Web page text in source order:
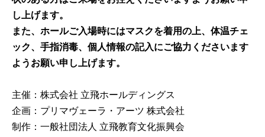
し上げます。
また、ホールご入場時にはマスクを着用の上、体温チェ
ック、手指消毒、個人情報の記入にご協力くださいます
ようお願い申し上げます。
主催：株式会社 立飛ホールディングス
企画：プリマヴェーラ・アーツ 株式会社
制作：一般社団法人 立飛教育文化振興会